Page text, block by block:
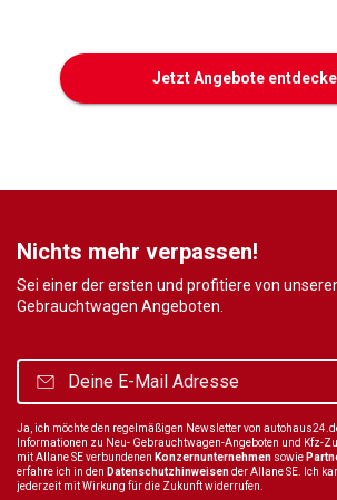
Jetzt Angebote
Nichts mehr verpassen!
Sei einer der ersten und profitiere von
Gebrauchtwagen Angeboten.
Ja, ich möchte den regelmäßigen Newsletter von
Informationen zu Neu- Gebrauchtwagen-Angeboten und Kfz-
mit Allane SE verbundenen Konzernunternehmen sowie
erfahre ich in den Datenschutzhinweisender Allane SE. Ich
jederzeit mit Wirkung für die Zukunft widerrufen.